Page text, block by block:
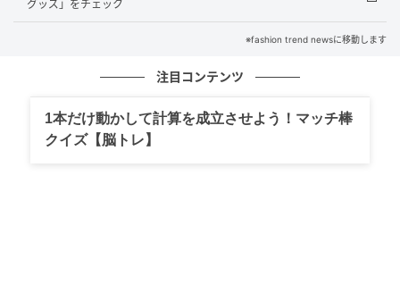
えます。
甘さ
グッズ」をチェック
※fashion trend newsに移動します
注目コンテンツ
1本だけ動かして計算を成立させよう！マッチ棒
クイズ【脳トレ】